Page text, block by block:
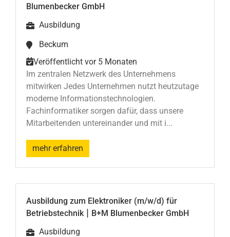
Blumenbecker GmbH
Ausbildung
Beckum
Veröffentlicht vor 5 Monaten
Im zentralen Netzwerk des Unternehmens
mitwirken Jedes Unternehmen nutzt heutzutage
moderne Informationstechnologien.
Fachinformatiker sorgen dafür, dass unsere
Mitarbeitenden untereinander und mit i...
mehr erfahren
Ausbildung zum Elektroniker (m/w/d) für
Betriebstechnik| B+M Blumenbecker GmbH
Ausbildung